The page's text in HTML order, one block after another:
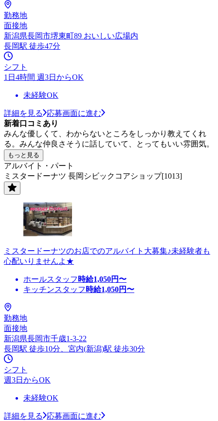
勤務地
面接地
新潟県長岡市堺東町89 おいしい広場内
長岡駅 徒歩47分
シフト
1日4時間 週3日からOK
未経験OK
詳細を見る
応募画面に進む
新着口コミあり
みんな優しくて、わからないところをしっかり教えてくれ
る。みんな仲良さそうに話していて、とってもいい雰囲気。
もっと見る
アルバイト・パート
ミスタードーナツ 長岡シビックコアショップ[1013]
ミスタードーナツのお店でのアルバイト大募集♪未経験者も
心配いりませんよ★
ホールスタッフ 時給1,050円〜
キッチンスタッフ 時給1,050円〜
勤務地
面接地
新潟県長岡市千歳1-3-22
長岡駅 徒歩10分、宮内(新潟)駅 徒歩30分
シフト
週3日からOK
未経験OK
詳細を見る
応募画面に進む